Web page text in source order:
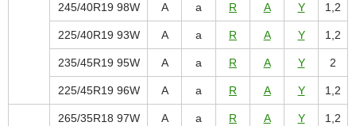
245/40R19 98W A a R A Y 1,2
225/40R19 93W A a R A Y 1,2
235/45R19 95W A a R A Y 2
225/45R19 96W A a R A Y 1,2
265/35R18 97W A a R A Y 1,2